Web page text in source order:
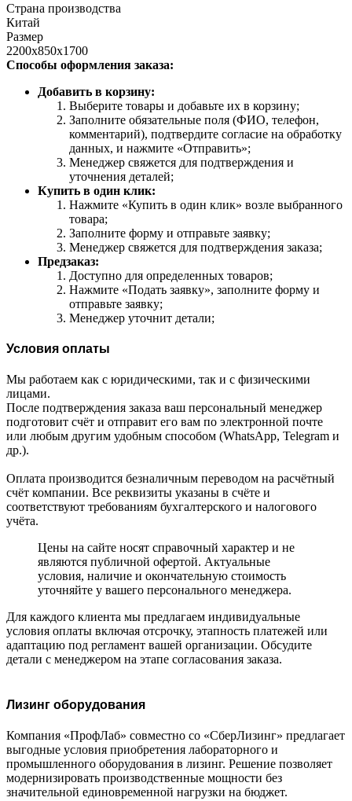
Страна производства
Китай
Размер
2200х850х1700
Способы оформления заказа:
Добавить в корзину:
Выберите товары и добавьте их в корзину;
Заполните обязательные поля (ФИО, телефон,
комментарий), подтвердите согласие на обработку
данных, и нажмите «Отправить»;
Менеджер свяжется для подтверждения и
уточнения деталей;
Купить в один клик:
Нажмите «Купить в один клик» возле выбранного
товара;
Заполните форму и отправьте заявку;
Менеджер свяжется для подтверждения заказа;
Предзаказ:
Доступно для определенных товаров;
Нажмите «Подать заявку», заполните форму и
отправьте заявку;
Менеджер уточнит детали;
Условия оплаты
Мы работаем как с юридическими, так и с физическими
лицами.
После подтверждения заказа ваш персональный менеджер
подготовит счёт и отправит его вам по электронной почте
или любым другим удобным способом (WhatsApp, Telegram и
др.).
Оплата производится безналичным переводом на расчётный
счёт компании. Все реквизиты указаны в счёте и
соответствуют требованиям бухгалтерского и налогового
учёта.
Цены на сайте носят справочный характер и не
являются публичной офертой. Актуальные
условия, наличие и окончательную стоимость
уточняйте у вашего персонального менеджера.
Для каждого клиента мы предлагаем индивидуальные
условия оплаты включая отсрочку, этапность платежей или
адаптацию под регламент вашей организации. Обсудите
детали с менеджером на этапе согласования заказа.
Лизинг оборудования
Компания «ПрофЛаб» совместно со «СберЛизинг» предлагает
выгодные условия приобретения лабораторного и
промышленного оборудования в лизинг. Решение позволяет
модернизировать производственные мощности без
значительной единовременной нагрузки на бюджет.